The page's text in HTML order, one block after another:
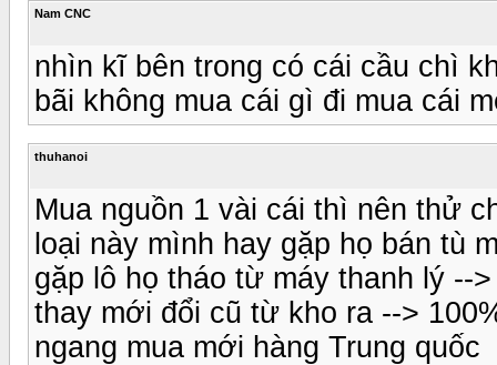
Nam CNC
nhìn kĩ bên trong có cái cầu chì
bãi không mua cái gì đi mua cái
thuhanoi
Mua nguồn 1 vài cái thì nên thử
loại này mình hay gặp họ bán tù
gặp lô họ tháo từ máy thanh lý --
thay mới đổi cũ từ kho ra -->
ngang mua mới hàng Trung quốc